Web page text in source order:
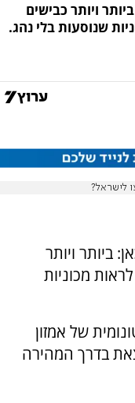
ויותר כבישים
שנוסעות בלי נהג.
לישראל?
ביותר ויותר
מכוניות
של אמזון
בדרך המהירה